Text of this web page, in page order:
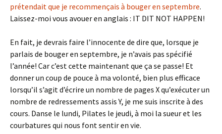
prétendait que je recommençais à bouger en septembre.
Laissez-moi vous avouer en anglais : IT DIT NOT HAPPEN!
En fait, je devrais faire l’innocente de dire que, lorsque je
parlais de bouger en septembre, je n’avais pas spécifié
l’année! Car c’est cette maintenant que ça se passe! Et
donner un coup de pouce à ma volonté, bien plus efficace
lorsqu’il s’agit d’écrire un nombre de pages X qu’exécuter un
nombre de redressements assis Y, je me suis inscrite à des
cours. Danse le lundi, Pilates le jeudi, à moi la sueur et les
courbatures qui nous font sentir en vie.